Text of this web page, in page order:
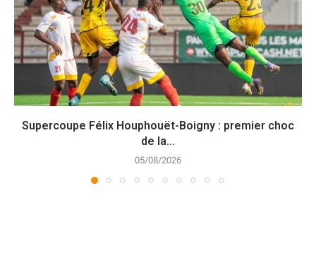
Supercoupe Félix Houphouët-Boigny : premier choc
de la...
05/08/2026